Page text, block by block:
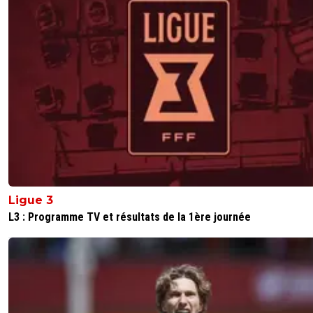
me fait penser à l'OL 1999 2000 avec aucune vedette ,
gouvou, brechet , malbranque avait 19 ou 20 ans
en 2000 arrive Cláudio Caçapa,
en 2001 arrive Juninho
2003 Malouda Essien
9 Répondre
Makaveli34 16 février 2026 à 13:04 165
Y’avais quand même Sonny Anderson en attaque
pas en prêt pendant 6 mois.
2+
syl2069007
Plus ça va moins je m'explique comment cette équipe
tourner. Ca confine à la magie. Des joueurs pas top, un
limité, beaucoup de très jeunes et a chaque match ça
cause des blessés et des suspendus, ça dépasse
Ligue 3
L3 : Programme TV et résultats de la 1ère journée